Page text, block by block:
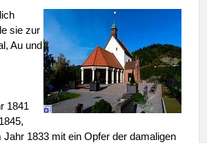
sie zur
Au und
1841
1833 mit ein Opfer der damaligen